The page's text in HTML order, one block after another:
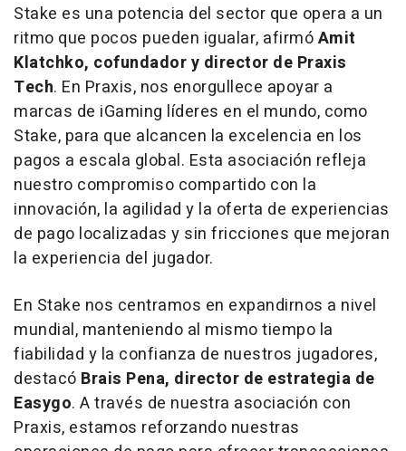
Stake es una potencia del sector que opera a un
ritmo que pocos pueden igualar, afirmóAmit
Klatchko, cofundador y director de Praxis
Tech. En Praxis, nos enorgullece apoyar a
marcas de iGaming líderes en el mundo, como
Stake, para que alcancen la excelencia en los
pagos a escala global. Esta asociación refleja
nuestro compromiso compartido con la
innovación, la agilidad y la oferta de experiencias
de pago localizadas y sin fricciones que mejoran
la experiencia del jugador.
En Stake nos centramos en expandirnos a nivel
mundial, manteniendo al mismo tiempo la
fiabilidad y la confianza de nuestros jugadores,
destacó Brais Pena, director de estrategia de
Easygo. A través de nuestra asociación con
Praxis, estamos reforzando nuestras